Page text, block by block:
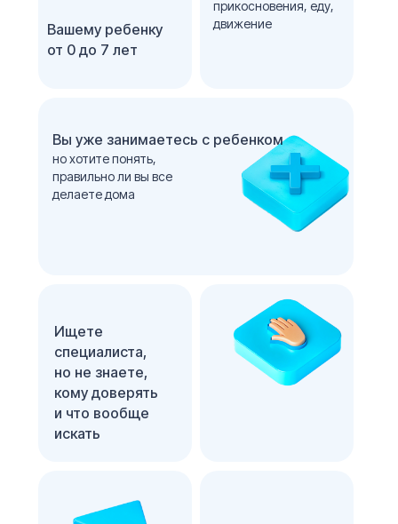
Вашему ребенку
от 0 до 7 лет
Ищете
специалиста,
но не знаете,
кому доверять
и что вообще
искать
прикосновения, еду,
движение
Вы уже занимаетесь с ребенком
но хотите понять,
правильно ли вы все
делаете дома